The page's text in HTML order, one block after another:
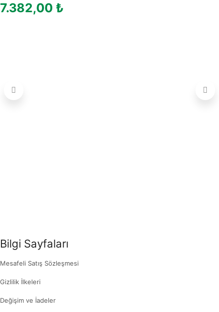
7.382,00 ₺
Bilgi Sayfaları
Mesafeli Satış Sözleşmesi
Gizlilik İlkeleri
Değişim ve İadeler